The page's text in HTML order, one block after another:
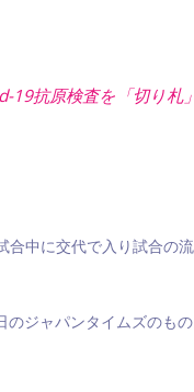
19抗原検査を「切り札」
中に交代で入り試合の
ジャパンタイムズのも